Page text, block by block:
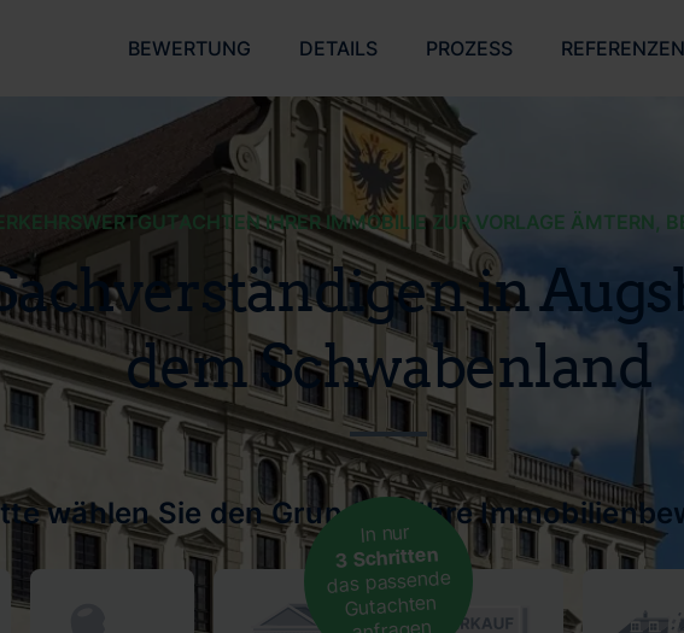
BEWERTUNG DETAILS PROZESS REFERENZEN
IHRER IMMOBILIE ZUR VORLAGE ÄMTERN,
in
dem Schwabenland
wählen Sie den Grund für Ihre
In nur
3 Schritten
das passende
Gutachten